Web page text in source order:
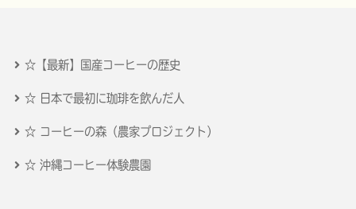
☆【最新】国産コーヒーの歴史
☆ 日本で最初に珈琲を飲んだ人
☆ コーヒーの森（農家プロジェクト）
☆ 沖縄コーヒー体験農園